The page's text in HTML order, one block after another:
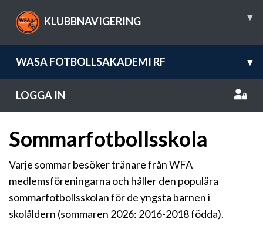
KLUBBNAVIGERING ▾
WASA FOTBOLLSAKADEMI RF ▾
LOGGA IN
Sommarfotbollsskola
Varje sommar besöker tränare från WFA
medlemsföreningarna och håller den populära
sommarfotbollsskolan för de yngsta barnen i
skolåldern (sommaren 2026: 2016-2018 födda).